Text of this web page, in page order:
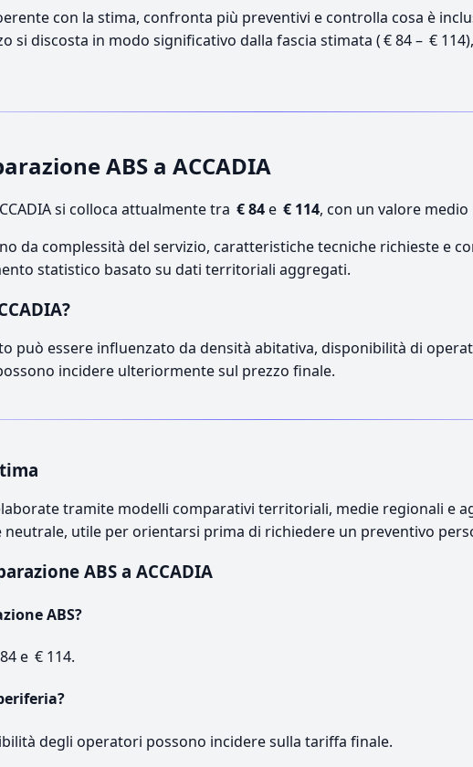
con la stima, confronta più preventivi e controlla cosa è
si discosta in modo significativo dalla fascia stimata ( € 84 – €
ABS a ACCADIA
si colloca attualmente tra € 84e € 114, con un valore
da complessità del servizio, caratteristiche tecniche richieste e
statistico basato su dati territoriali aggregati.
può essere influenzato da densità abitativa, disponibilità di
incidere ulteriormente sul prezzo finale.
tramite modelli comparativi territoriali, medie regionali e
utile per orientarsi prima di richiedere un preventivo
ABS a ACCADIA
ABS?
e € 114.
degli operatori possono incidere sulla tariffa finale.